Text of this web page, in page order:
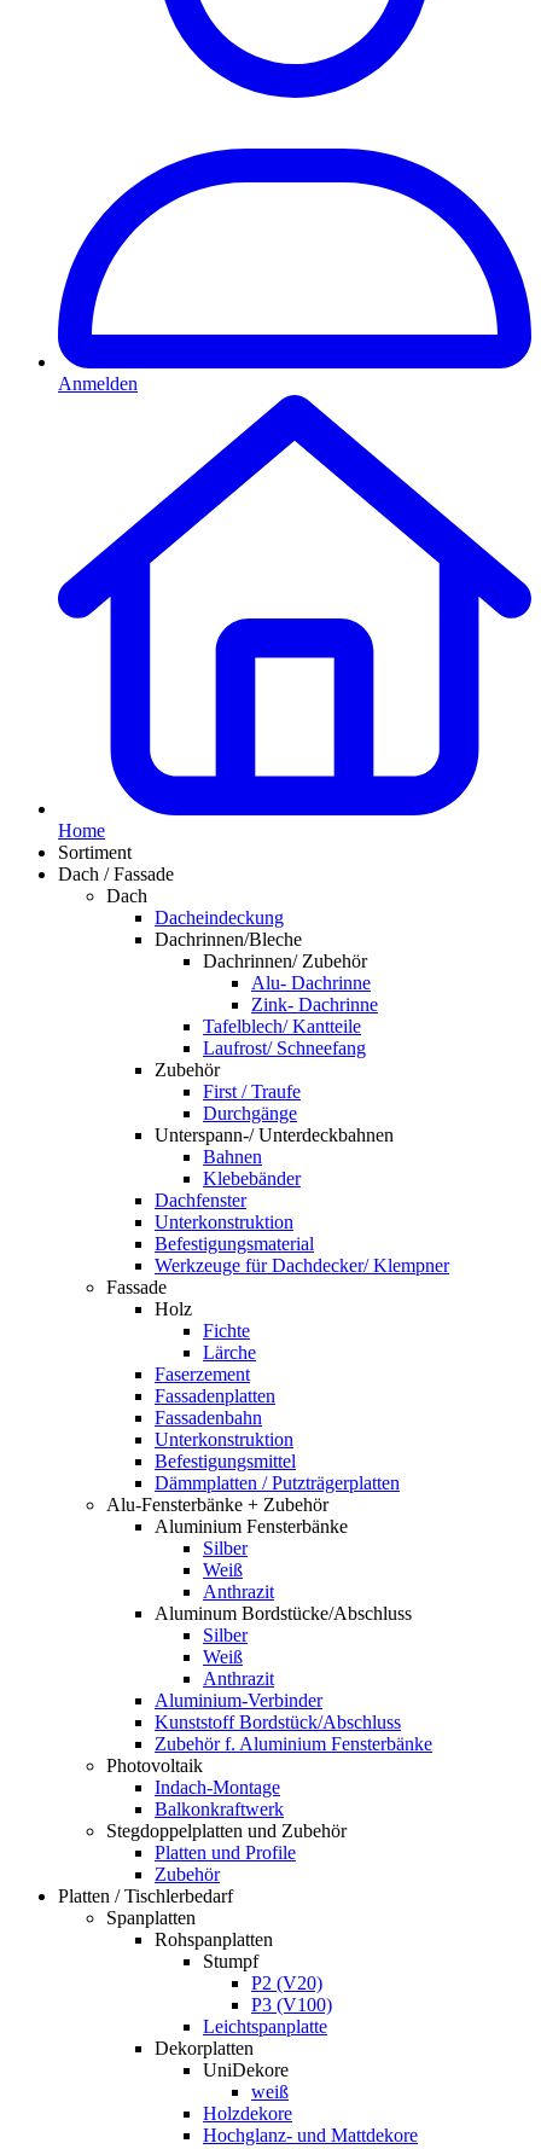
Anmelden
Home
Sortiment
Dach / Fassade
Dach
Dacheindeckung
Dachrinnen/Bleche
Dachrinnen/ Zubehör
Alu- Dachrinne
Zink- Dachrinne
Tafelblech/ Kantteile
Laufrost/ Schneefang
Zubehör
First / Traufe
Durchgänge
Unterspann-/ Unterdeckbahnen
Bahnen
Klebebänder
Dachfenster
Unterkonstruktion
Befestigungsmaterial
Werkzeuge für Dachdecker/ Klempner
Fassade
Holz
Fichte
Lärche
Faserzement
Fassadenplatten
Fassadenbahn
Unterkonstruktion
Befestigungsmittel
Dämmplatten / Putzträgerplatten
Alu-Fensterbänke + Zubehör
Aluminium Fensterbänke
Silber
Weiß
Anthrazit
Aluminum Bordstücke/Abschluss
Silber
Weiß
Anthrazit
Aluminium-Verbinder
Kunststoff Bordstück/Abschluss
Zubehör f. Aluminium Fensterbänke
Photovoltaik
Indach-Montage
Balkonkraftwerk
Stegdoppelplatten und Zubehör
Platten und Profile
Zubehör
Platten / Tischlerbedarf
Spanplatten
Rohspanplatten
Stumpf
P2 (V20)
P3 (V100)
Leichtspanplatte
Dekorplatten
UniDekore
weiß
Holzdekore
Hochglanz- und Mattdekore